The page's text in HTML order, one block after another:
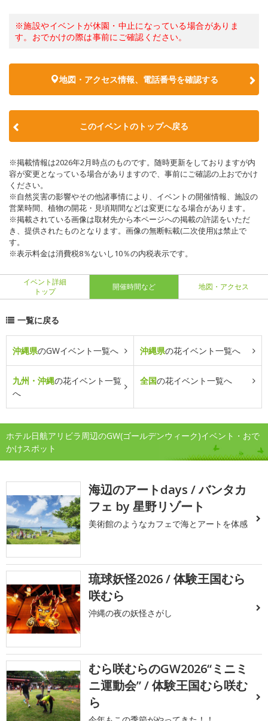
※施設やイベントが休園・中止になっている場合がありま
す。おでかけの際は事前にご確認ください。
地図・アクセス情報、電話番号を確認する
このイベントのトップへ戻る
※掲載情報は2026年2月時点のものです。随時更新をしておりますが内
容が変更となっている場合がありますので、事前にご確認の上おでかけ
ください。
※自然災害の影響やその他諸事情により、イベントの開催情報、施設の
営業時間、植物の開花・見頃期間などは変更になる場合があります。
※掲載されている画像は取材先から本ページへの掲載の許諾をいただ
き、提供されたものとなります。画像の無断転載(二次使用)は禁止で
す。
※表示料金は消費税8％ないし10％の内税表示です。
イベント詳細
トップ
開催時間など 地図・アクセス
一覧に戻る
沖縄県のGWイベント一覧へ 沖縄県の花イベント一覧へ
九州・沖縄の花イベント一覧
へ
全国の花イベント一覧へ
ホテル日航アリビラ周辺のGW(ゴールデンウィーク)イベント・おで
かけスポット
海辺のアートdays / バンタカ
フェ by 星野リゾート
美術館のようなカフェで海とアートを体感
琉球妖怪2026 / 体験王国むら
咲むら
沖縄の夜の妖怪さがし
むら咲むらのGW2026“ミニミ
ニ運動会” / 体験王国むら咲む
ら